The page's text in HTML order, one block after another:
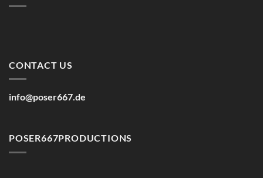
CONTACT US
info@poser667.de
POSER667PRODUCTIONS